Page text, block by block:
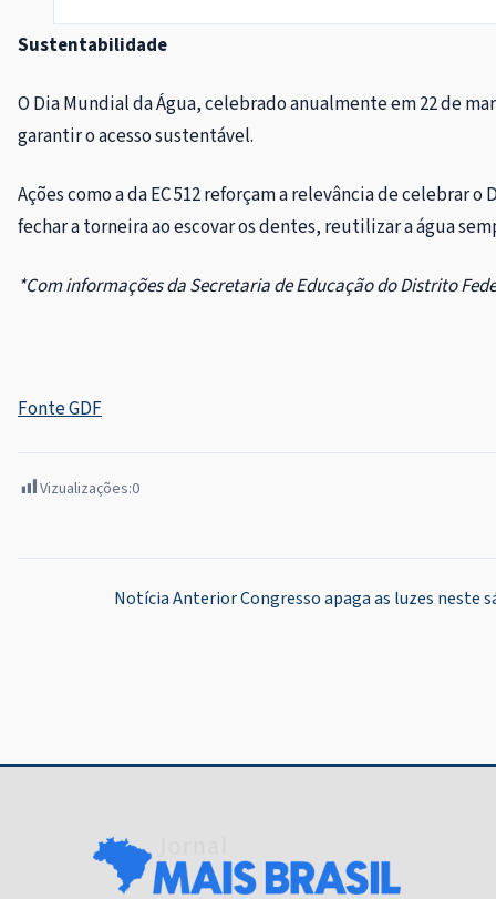
Sustentabilidade
O Dia Mundial da Água, celebrado anualmente em 22 de
garantir o acesso sustentável.
Ações como a da EC 512 reforçam a relevância de
fechar a torneira ao escovar os dentes, reutilizar a água
*Com informações da Secretaria de Educação do Distrito
Fonte GDF
Vizualizações:0
NavegaçãoNotícia AnteriorCongresso apaga as luzes neste